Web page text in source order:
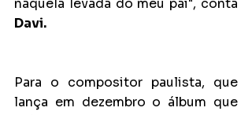
Davi.
Para o compositor paulista, que
lança em dezembro o álbum que